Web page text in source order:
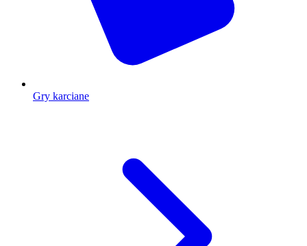
Gry karciane